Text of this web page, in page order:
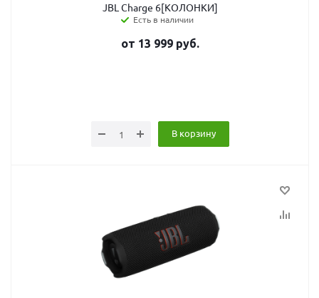
JBL Charge 6[КОЛОНКИ]
Есть в наличии
от 13 999 руб.
В корзину